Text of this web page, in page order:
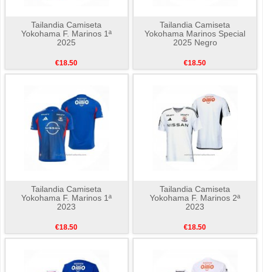
Tailandia Camiseta
Yokohama F. Marinos 1ª
2025
€18.50
Tailandia Camiseta
Yokohama Marinos Special
2025 Negro
€18.50
Tailandia Camiseta
Yokohama F. Marinos 1ª
2023
€18.50
Tailandia Camiseta
Yokohama F. Marinos 2ª
2023
€18.50